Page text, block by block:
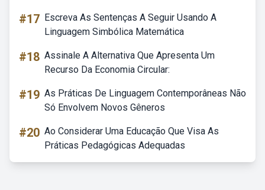
#17 Escreva As Sentenças A Seguir Usando A
Linguagem Simbólica Matemática
#18 Assinale A Alternativa Que Apresenta Um
Recurso Da Economia Circular:
#19 As Práticas De Linguagem Contemporâneas Não
Só Envolvem Novos Gêneros
#20 Ao Considerar Uma Educação Que Visa As
Práticas Pedagógicas Adequadas